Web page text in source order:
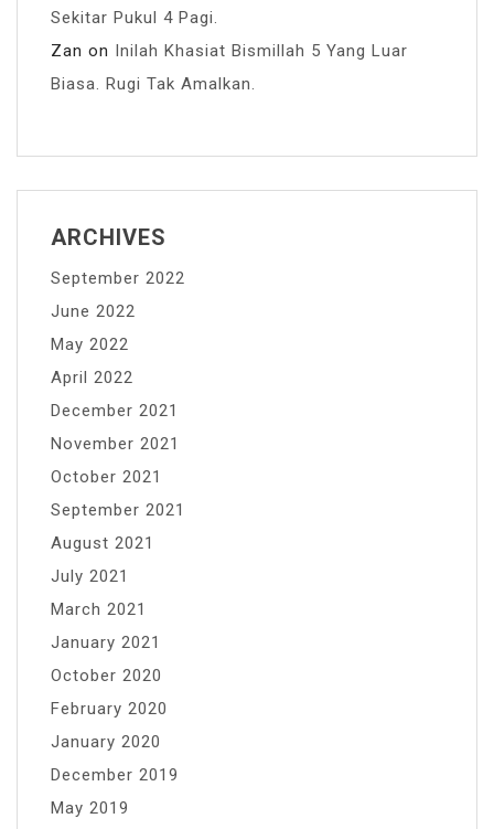
Sekitar Pukul 4 Pagi.
Zan on Inilah Khasiat Bismillah 5 Yang Luar
Biasa. Rugi Tak Amalkan.
ARCHIVES
September 2022
June 2022
May 2022
April 2022
December 2021
November 2021
October 2021
September 2021
August 2021
July 2021
March 2021
January 2021
October 2020
February 2020
January 2020
December 2019
May 2019